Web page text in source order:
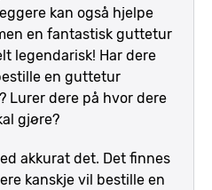
kan også hjelpe
en fantastisk guttetur
legendarisk! Har dere
en guttetur
Lurer dere på hvor dere
gjøre?
akkurat det. Det finnes
kanskje vil bestille en